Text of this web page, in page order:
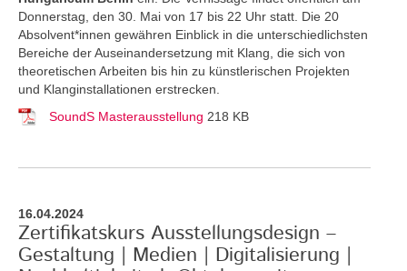
Donnerstag, den 30. Mai von 17 bis 22 Uhr statt. Die 20
Absolvent*innen gewähren Einblick in die unterschiedlichsten
Bereiche der Auseinandersetzung mit Klang, die sich von
theoretischen Arbeiten bis hin zu künstlerischen Projekten
und Klanginstallationen erstrecken.
SoundS Masterausstellung 218 KB
16.04.2024
Zertifikatskurs Ausstellungsdesign –
Gestaltung | Medien | Digitalisierung |